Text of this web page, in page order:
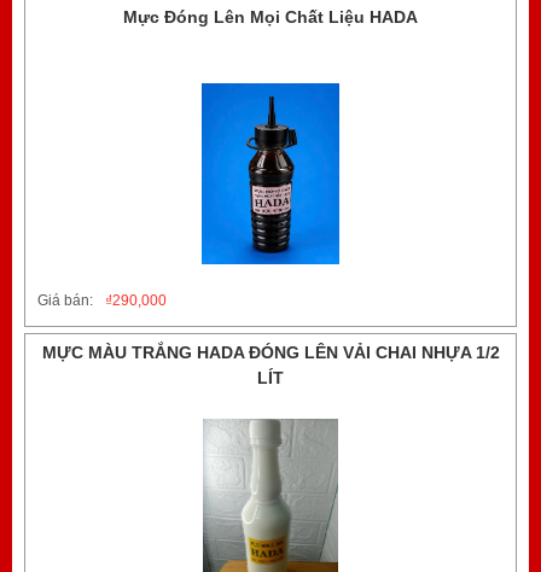
Mực Đóng Lên Mọi Chất Liệu HADA
Giá bán: 290,000
₫
MỰC MÀU TRẮNG HADA ĐÓNG LÊN VẢI CHAI NHỰA 1/2
LÍT